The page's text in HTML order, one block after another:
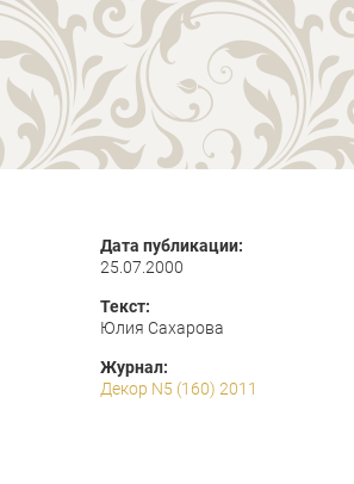
Дата публикации:
25.07.2000
Текст:
Юлия Сахарова
Журнал:
Декор N5 (160) 2011